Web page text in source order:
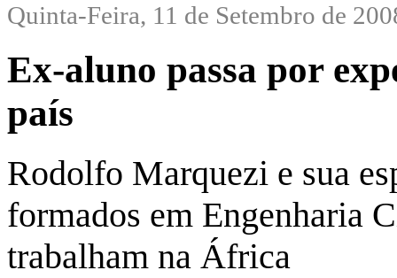
Quinta-Feira, 11 de Setembro de
Ex-aluno passa por
país
Rodolfo Marquezi e sua
formados em Engenharia
trabalham na África